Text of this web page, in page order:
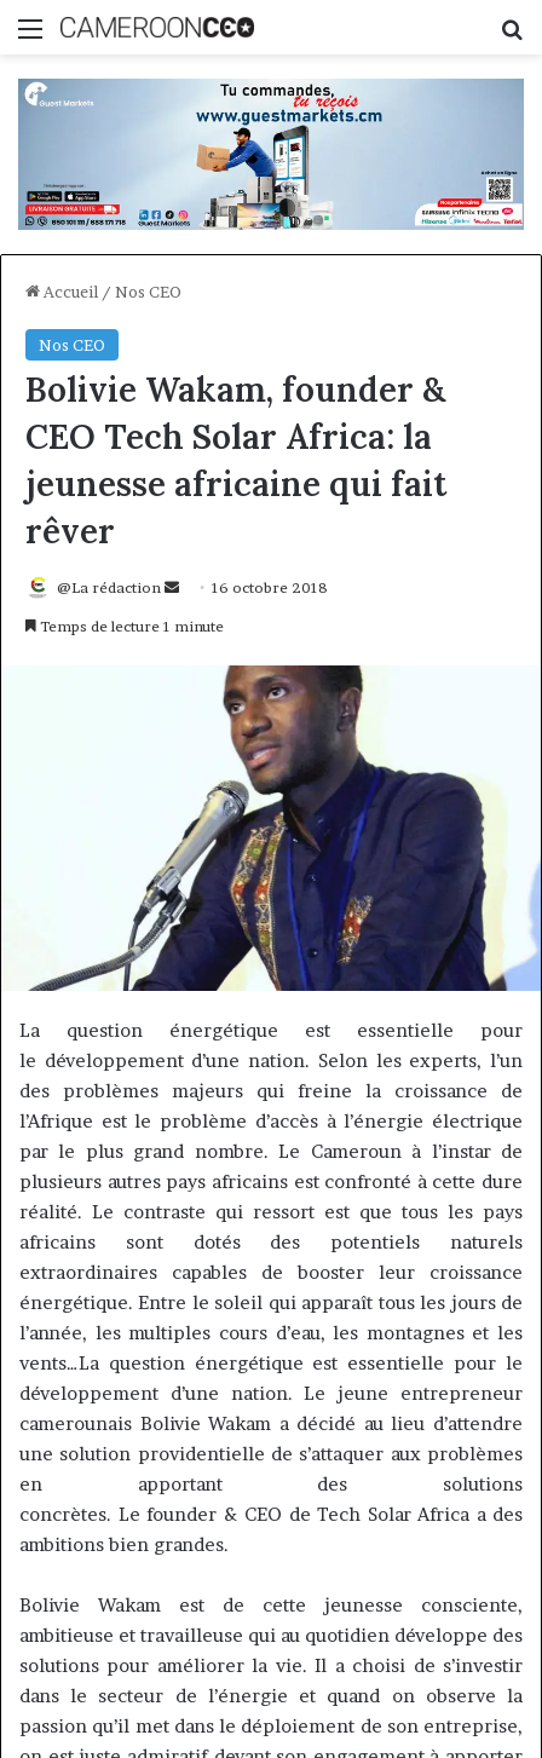
Menu
Accueil / Nos CEO
Nos CEO
Bolivie Wakam, founder &
CEO Tech Solar Africa: la
jeunesse africaine qui fait
rêver
@La rédaction
Envoyer16 octobre 2018
Temps de lecture 1 minute
La question énergétique est essentielle pour
le développement d’une nation. Selon les experts, l’un
des problèmes majeurs qui freine la croissance de
l’Afrique est le problème d’accès à l’énergie électrique
par le plus grand nombre. Le Cameroun à l’instar de
plusieurs autres pays africains est confronté à cette dure
réalité. Le contraste qui ressort est que tous les pays
africains sont dotés des potentiels naturels
extraordinaires capables de booster leur croissance
énergétique. Entre le soleil qui apparaît tous les jours de
l’année, les multiples cours d’eau, les montagnes et les
vents…La question énergétique est essentielle pour le
développement d’une nation. Le jeune entrepreneur
camerounais BolivieWakam a décidé au lieu d’attendre
une solution providentielle de s’attaquer aux problèmes
en apportant des solutions
concrètes. Le founder & CEO de Tech Solar Africa a des
ambitions bien grandes.
Bolivie Wakam est de cette jeunesse consciente,
ambitieuse et travailleuse qui au quotidien développe des
solutions pour améliorer la vie. Il a choisi de s’investir
dans le secteur de l’énergie et quand on observe la
passion qu’il met dans le déploiement de son entreprise,